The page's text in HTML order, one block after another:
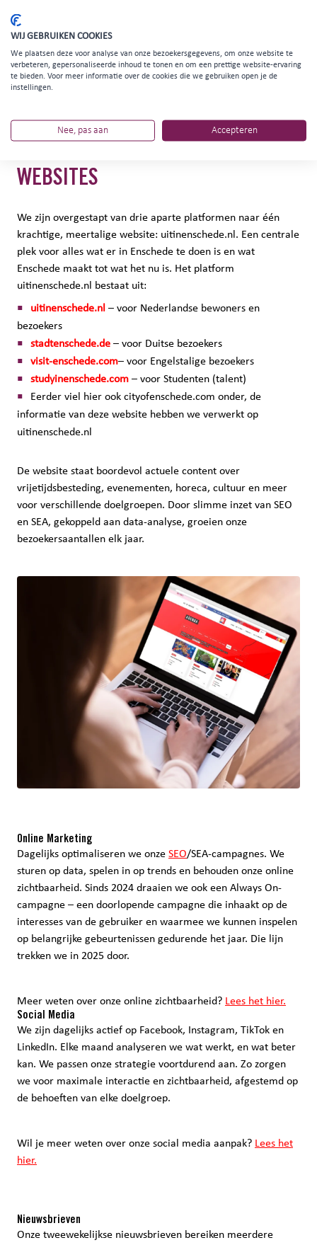
>32.500.000
WEBSITES
We zijn overgestapt van drie aparte platformen naar één
krachtige, meertalige website: uitinenschede.nl. Een centrale
plek voor alles wat er in Enschede te doen is en wat
Enschede maakt tot wat het nu is. Het platform
uitinenschede.nl bestaat uit:
uitinenschede.nl – voor Nederlandse bewoners en
bezoekers
stadtenschede.de – voor Duitse bezoekers
visit-enschede.com– voor Engelstalige bezoekers
studyinenschede.com – voor Studenten (talent)
Eerder viel hier ook cityofenschede.com onder, de
informatie van deze website hebben we verwerkt op
uitinenschede.nl
De website staat boordevol actuele content over
vrijetijdsbesteding, evenementen, horeca, cultuur en meer
voor verschillende doelgroepen. Door slimme inzet van SEO
en SEA, gekoppeld aan data-analyse, groeien onze
bezoekersaantallen elk jaar.
Online Marketing
Dagelijks optimaliseren we onze SEO/SEA-campagnes. We
sturen op data, spelen in op trends en behouden onze online
zichtbaarheid. Sinds 2024 draaien we ook een Always On-
campagne – een doorlopende campagne die inhaakt op de
interesses van de gebruiker en waarmee we kunnen inspelen
op belangrijke gebeurtenissen gedurende het jaar. Die lijn
trekken we in 2025 door.
Meer weten over onze online zichtbaarheid? Lees het hier.
Social Media
We zijn dagelijks actief op Facebook, Instagram, TikTok en
LinkedIn. Elke maand analyseren we wat werkt, en wat beter
kan. We passen onze strategie voortdurend aan. Zo zorgen
we voor maximale interactie en zichtbaarheid, afgestemd op
de behoeften van elke doelgroep.
Wil je meer weten over onze social media aanpak? Lees het
hier.
Nieuwsbrieven
Onze tweewekelijkse nieuwsbrieven bereiken meerdere
WIJ GEBRUIKEN COOKIES
We plaatsen deze voor analyse van onze bezoekersgegevens, om onze website te
verbeteren, gepersonaliseerde inhoud te tonen en om een prettige website-ervaring
te bieden. Voor meer informatie over de cookies die we gebruiken open je de
instellingen.
Nee, pas aan Accepteren